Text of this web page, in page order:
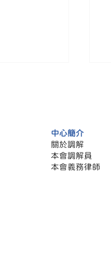
中心簡介
關於調解
本會調解員
本會義務律師